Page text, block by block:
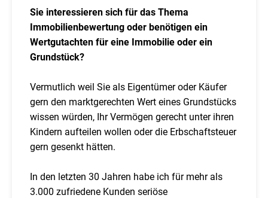
Sie interessieren sich für das Thema
Immobilienbewertung oder benötigen ein
Wertgutachten für eine Immobilie oder ein
Grundstück?
Vermutlich weil Sie als Eigentümer oder Käufer
gern den marktgerechten Wert eines Grundstücks
wissen würden, Ihr Vermögen gerecht unter ihren
Kindern aufteilen wollen oder die Erbschaftsteuer
gern gesenkt hätten.
In den letzten 30 Jahren habe ich für mehr als
3.000 zufriedene Kunden seriöse